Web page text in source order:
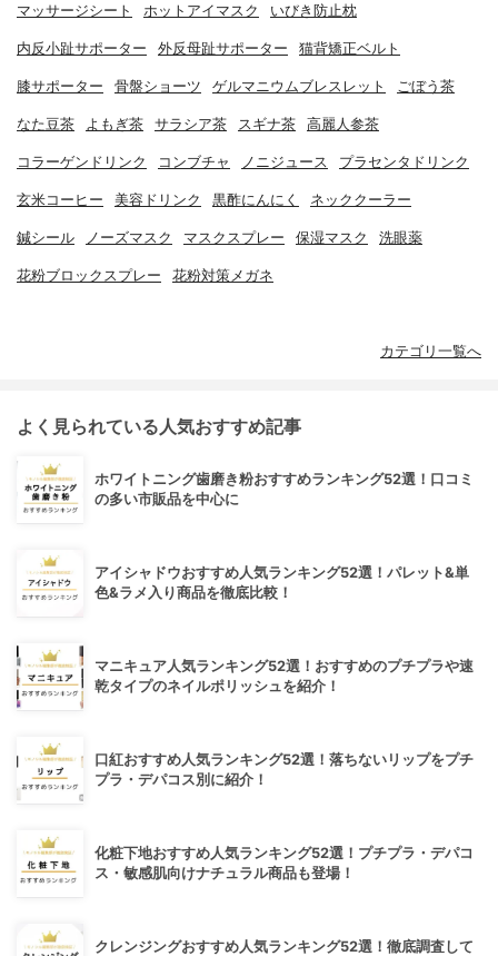
マッサージシート ホットアイマスク いびき防止枕
内反小趾サポーター 外反母趾サポーター 猫背矯正ベルト
膝サポーター 骨盤ショーツ ゲルマニウムブレスレット ごぼう茶
なた豆茶 よもぎ茶 サラシア茶 スギナ茶 高麗人参茶
コラーゲンドリンク コンブチャ ノニジュース プラセンタドリンク
玄米コーヒー 美容ドリンク 黒酢にんにく ネッククーラー
鍼シール ノーズマスク マスクスプレー 保湿マスク 洗眼薬
花粉ブロックスプレー 花粉対策メガネ
カテゴリ一覧へ
よく見られている人気おすすめ記事
ホワイトニング歯磨き粉おすすめランキング52選！口コミ
の多い市販品を中心に
アイシャドウおすすめ人気ランキング52選！パレット&単
色&ラメ入り商品を徹底比較！
マニキュア人気ランキング52選！おすすめのプチプラや速
乾タイプのネイルポリッシュを紹介！
口紅おすすめ人気ランキング52選！落ちないリップをプチ
プラ・デパコス別に紹介！
化粧下地おすすめ人気ランキング52選！プチプラ・デパコ
ス・敏感肌向けナチュラル商品も登場！
クレンジングおすすめ人気ランキング52選！徹底調査して